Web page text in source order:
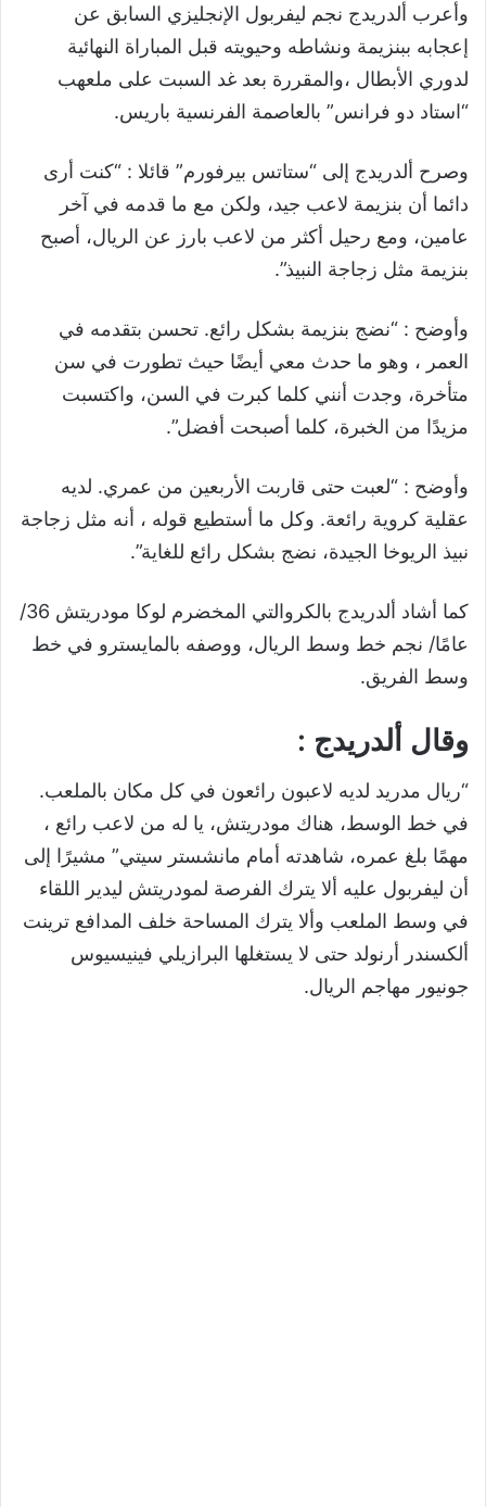
وأعرب ألدريدج نجم ليفربول الإنجليزي السابق عن
إعجابه ببنزيمة ونشاطه وحيويته قبل المباراة النهائية
لدوري الأبطال ،والمقررة بعد غد السبت على ملعهب
“استاد دو فرانس” بالعاصمة الفرنسية باريس.
وصرح ألدريدج إلى “ستاتس بيرفورم” قائلا : “كنت أرى
دائما أن بنزيمة لاعب جيد، ولكن مع ما قدمه في آخر
عامين، ومع رحيل أكثر من لاعب بارز عن الريال، أصبح
بنزيمة مثل زجاجة النبيذ”.
وأوضح : “نضج بنزيمة بشكل رائع. تحسن بتقدمه في
العمر ، وهو ما حدث معي أيضًا حيث تطورت في سن
متأخرة، وجدت أنني كلما كبرت في السن، واكتسبت
مزيدًا من الخبرة، كلما أصبحت أفضل”.
وأوضح : “لعبت حتى قاربت الأربعين من عمري. لديه
عقلية كروية رائعة. وكل ما أستطيع قوله ، أنه مثل زجاجة
نبيذ الريوخا الجيدة، نضج بشكل رائع للغاية”.
كما أشاد ألدريدج بالكروالتي المخضرم لوكا مودريتش 36/
عامًا/ نجم خط وسط الريال، ووصفه بالمايسترو في خط
وسط الفريق.
وقال ألدريدج :
“ريال مدريد لديه لاعبون رائعون في كل مكان بالملعب.
في خط الوسط، هناك مودريتش، يا له من لاعب رائع ،
مهمًا بلغ عمره، شاهدته أمام مانشستر سيتي” مشيرًا إلى
أن ليفربول عليه ألا يترك الفرصة لمودريتش ليدير اللقاء
في وسط الملعب وألا يترك المساحة خلف المدافع ترينت
ألكسندر أرنولد حتى لا يستغلها البرازيلي فينيسيوس
جونيور مهاجم الريال.